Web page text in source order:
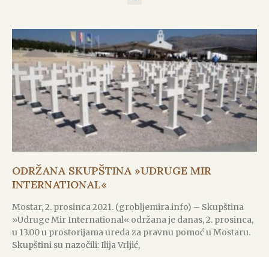
ODRŽANA SKUPŠTINA »UDRUGE MIR
INTERNATIONAL«
Mostar, 2. prosinca 2021. (grobljemira.info) – Skupština
»Udruge Mir International« održana je danas, 2. prosinca,
u 13.00 u prostorijama ureda za pravnu pomoć u Mostaru.
Skupštini su nazočili: Ilija Vrljić,